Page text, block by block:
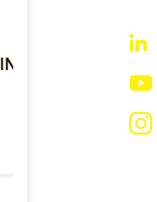
GÉLATINE
INSTANTANÉE EN